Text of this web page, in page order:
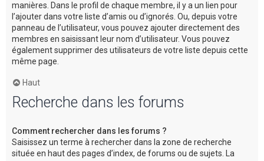
manières. Dans le profil de chaque membre, il y a un lien pour
l’ajouter dans votre liste d’amis ou d’ignorés. Ou, depuis votre
panneau de l’utilisateur, vous pouvez ajouter directement des
membres en saisissant leur nom d’utilisateur. Vous pouvez
également supprimer des utilisateurs de votre liste depuis cette
même page.
Haut
Recherche dans les forums
Comment rechercher dans les forums ?
Saisissez un terme à rechercher dans la zone de recherche
située en haut des pages d’index, de forums ou de sujets. La